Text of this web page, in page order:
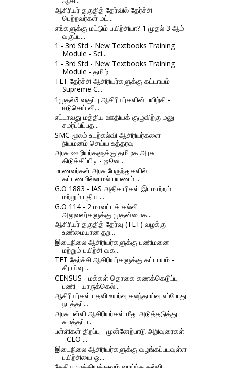
ஆசிரியர் தகுதித் தேர்வில் தேர்ச்சி
பெற்றவர்கள் மட்...
எங்களுக்கு மட்டும் பயிற்சியா? 1 முதல் 3 ஆம்
வகுப்ப...
1 - 3rd Std - New Textbooks Training
Module - Sci...
1 - 3rd Std - New Textbooks Training
Module - தமிழ்
TET தேர்ச்சி ஆசிரியர்களுக்கு கட்டாயம் -
Supreme C...
1முதல்3 வகுப்பு ஆசிரியர்களின் பயிற்சி -
ஈடுசெய் வி...
எட்டாவது மத்திய ஊதியக் குழுவிற்கு மனு
சமர்ப்பிப்பத...
SMC மூலம் உடற்கல்வி ஆசிரியர்களை
நியமனம் செய்ய உத்தரவு
அரசு ஊழியர்களுக்கு தமிழக அரசு
கிடுக்கிப்பிடி - ஜூன...
மாணவர்கள் அரசு பேருந்துகளில்
கட்டணமில்லாமல் பயணம் ...
G.O 1883 - IAS அதிகாரிகள் இடமாற்றம்
மற்றும் புதிய ...
G.O 114 - 2 மாவட்டக் கல்வி
அலுவலர்களுக்கு முதன்மைக...
ஆசிரியர் தகுதித் தேர்வு (TET) வழக்கு -
உண்மையான தற...
இடைநிலை ஆசிரியர்களுக்கு பணிமனை
மற்றும் பயிற்சி வக...
TET தேர்ச்சி ஆசிரியர்களுக்கு கட்டாயம் -
சீராய்வு ...
CENSUS - மக்கள் தொகை கணக்கெடுப்பு
பணி - யாருக்கெல்...
ஆசிரியர்கள் பதவி உயர்வு கலந்தாய்வு எப்போது
நடத்தப்...
அரசு பள்ளி ஆசிரியர்கள் மீது அடுத்தடுத்து
சுமத்தப்ப...
பள்ளிகள் திறப்பு - முன்னேற்பாடு அறிவுரைகள்
- CEO ...
இடைநிலை ஆசிரியர்களுக்கு வழங்கப்படவுள்ள
பயிற்சியை ஒ...